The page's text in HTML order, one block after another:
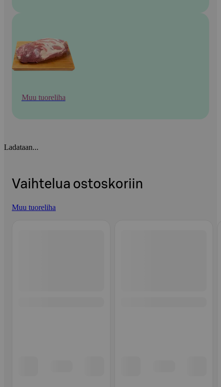
Muu tuoreliha
Ladataan...
Vaihtelua ostoskoriin
Muu tuoreliha